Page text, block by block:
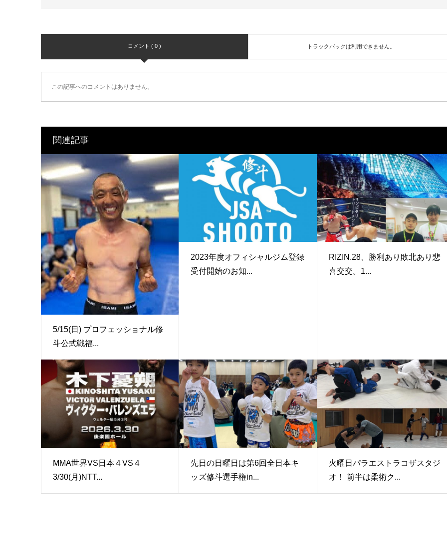
コメント ( 0 ) トラックバックは利用できません。
この記事へのコメントはありません。
関連記事
5/15(日) プロフェッショナル修
斗公式戦福...
2023年度オフィシャルジム登録
受付開始のお知...
RIZIN.28、勝利あり敗北あり悲
喜交交。1...
MMA世界VS日本４VS４
3/30(月)NTT...
先日の日曜日は第6回全日本キ
ッズ修斗選手権in...
火曜日パラエストラコザスタジ
オ！ 前半は柔術ク...